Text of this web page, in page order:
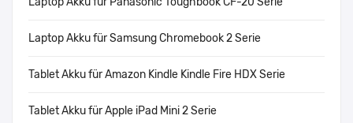
Laptop Akku für Samsung Chromebook 2 Serie
Tablet Akku für Amazon Kindle Kindle Fire HDX Serie
Tablet Akku für Apple iPad Mini 2 Serie